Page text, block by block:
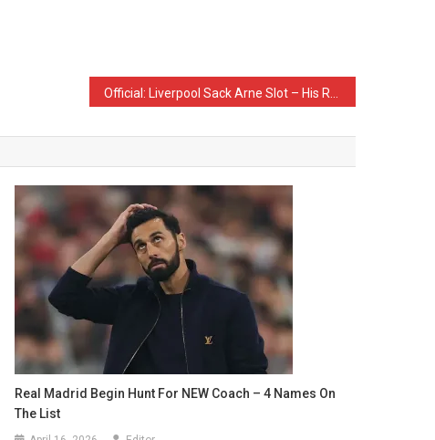
Real Madrid Begin Hunt For NEW Coach – 4 Names On
The List